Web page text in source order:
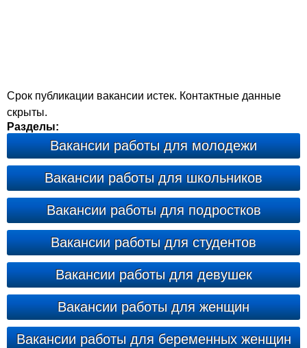
Срок публикации вакансии истек. Контактные данные
скрыты.
Разделы:
Вакансии работы для молодежи
Вакансии работы для школьников
Вакансии работы для подростков
Вакансии работы для студентов
Вакансии работы для девушек
Вакансии работы для женщин
Вакансии работы для беременных женщин